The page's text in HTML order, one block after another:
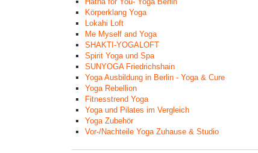
Körperklang Yoga
Lokahi Loft
Me Myself and Yoga
SHAKTI-YOGALOFT
Spirit Yoga und Spa
SUNYOGA Friedrichshain
Yoga Ausbildung in Berlin - Yoga & Cure
Yoga Rebellion
Fitnesstrend Yoga
Yoga und Pilates im Vergleich
Yoga Zubehör
Vor-/Nachteile Yoga Zuhause & Studio